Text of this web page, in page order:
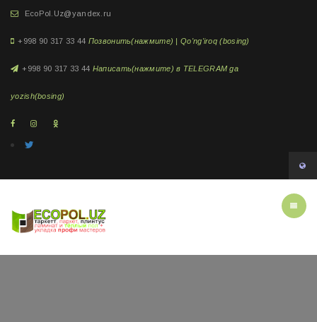
EcoPol.Uz@yandex.ru
+998 90 317 33 44 Позвонить(нажмите) | Qo'ng'iroq (bosing)
+998 90 317 33 44 Написать(нажмите) в TELEGRAM ga
yozish(bosing)